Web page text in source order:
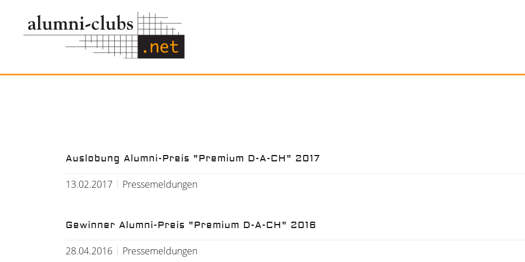
Auslobung Alumni-Preis "Premium D-A-CH" 2017
13.02.2017 Pressemeldungen
Gewinner Alumni-Preis "Premium D-A-CH" 2016
28.04.2016 Pressemeldungen